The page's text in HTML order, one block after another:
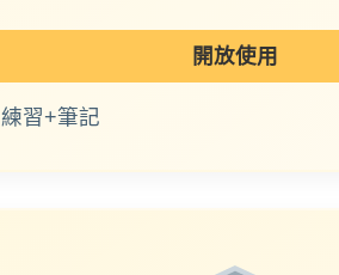
開放使用
練習+筆記